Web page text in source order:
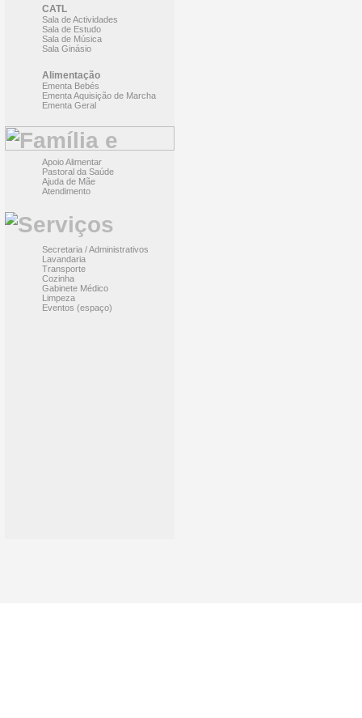
CATL
Sala de Actividades
Sala de Estudo
Sala de Música
Sala Ginásio
Alimentação
Ementa Bebés
Ementa Aquisição de Marcha
Ementa Geral
Apoio Alimentar
Pastoral da Saúde
Ajuda de Mãe
Atendimento
Secretaria / Administrativos
Lavandaria
Transporte
Cozinha
Gabinete Médico
Limpeza
Eventos (espaço)